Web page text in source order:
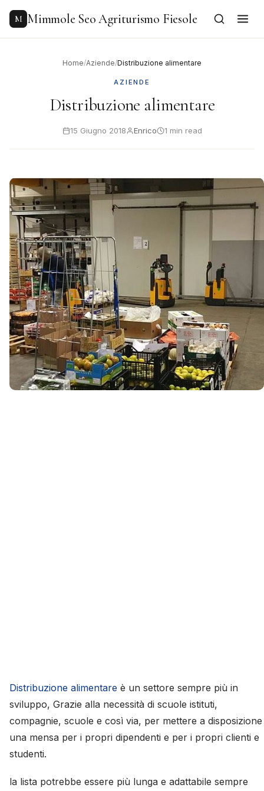
content
M Mimmole Seo Agriturismo Fiesole
Home/Aziende/Distribuzione alimentare
AZIENDE
Distribuzione alimentare
15 Giugno 2018 Enrico 1 min read
Distribuzione alimentare è un settore sempre più in
sviluppo, Grazie alla necessità di scuole istituti,
compagnie, scuole e così via, per mettere a disposizione
una mensa per i propri dipendenti e per i propri clienti e
studenti.
la lista potrebbe essere più lunga e adattabile sempre